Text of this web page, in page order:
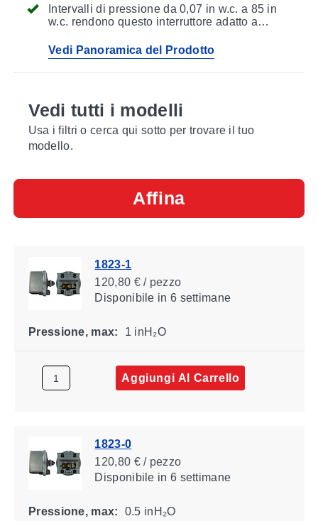
industriali
Intervalli di pressione da 0,07 in w.c. a 85 in
w.c. rendono questo interruttore adatto a
Vedi Panoramica del Prodotto
Vedi tutti i modelli
Usa i filtri o cerca qui sotto per trovare il tuo
modello.
Affina
1823-1
120,80 € / pezzo
Disponibile in 6 settimane
Pressione, max: 1 inH₂O
Aggiungi Al Carrello
1823-0
120,80 € / pezzo
Disponibile in 6 settimane
Pressione, max: 0.5 inH₂O